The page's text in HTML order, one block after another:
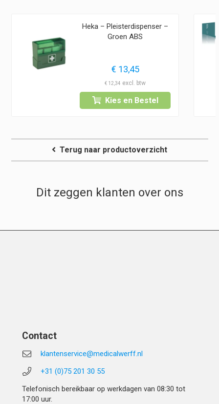
Heka – Pleisterdispenser –
Groen ABS
€ 13,45
€ 12,34
Kies en Bestel
Terug naar productoverzicht
Dit zeggen klanten over ons
Contact
klantenservice@medicalwerff.nl
+31 (0)75 201 30 55
Telefonisch bereikbaar op werkdagen van 08:30 tot
17:00 uur.